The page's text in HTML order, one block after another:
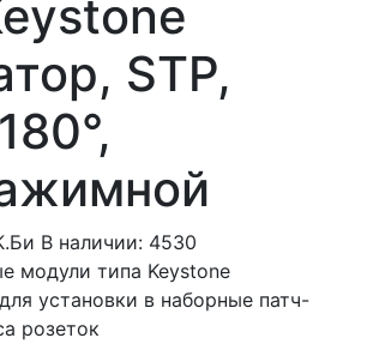
STP,
В наличии: 4530
модули типа Keystone
установки в наборные патч-
розеток